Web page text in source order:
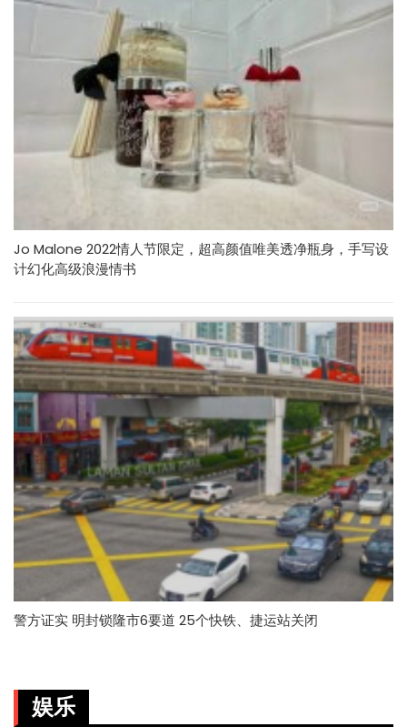
Jo Malone 2022情人节限定，超高颜值唯美透净瓶身，手写设
计幻化高级浪漫情书
警方证实 明封锁隆市6要道 25个快铁、捷运站关闭
娱乐